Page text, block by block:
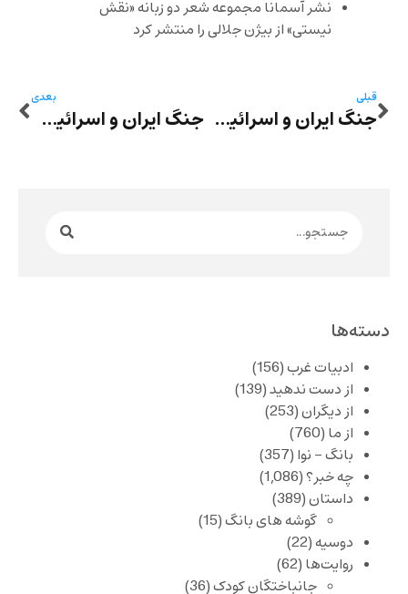
نشر آسمانا مجموعه شعر دو زبانه «نقش
نیستی» از بیژن جلالی را منتشر کرد
قبلی
جنگ ایران و اسرائیل- شهریار مندنی‌پور: «قَدَر مرد»
بعدی
جنگ ایران و اسرائیل: رفته بودیم کنار بند
دسته‌ها
ادبیات غرب(156)
از دست ندهید(139)
از دیگران(253)
از ما (760)
بانگ – نوا (357)
چه خبر؟(1,086)
داستان(389)
گوشه های بانگ(15)
دوسیه(22)
روایت‌ها (62)
جانباختگان کودک(36)